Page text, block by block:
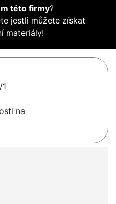
této firmy?
jestli můžete získat
materiály!
na